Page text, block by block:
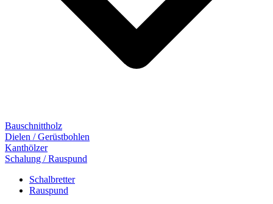
Bauschnittholz
Dielen / Gerüstbohlen
Kanthölzer
Schalung / Rauspund
Schalbretter
Rauspund